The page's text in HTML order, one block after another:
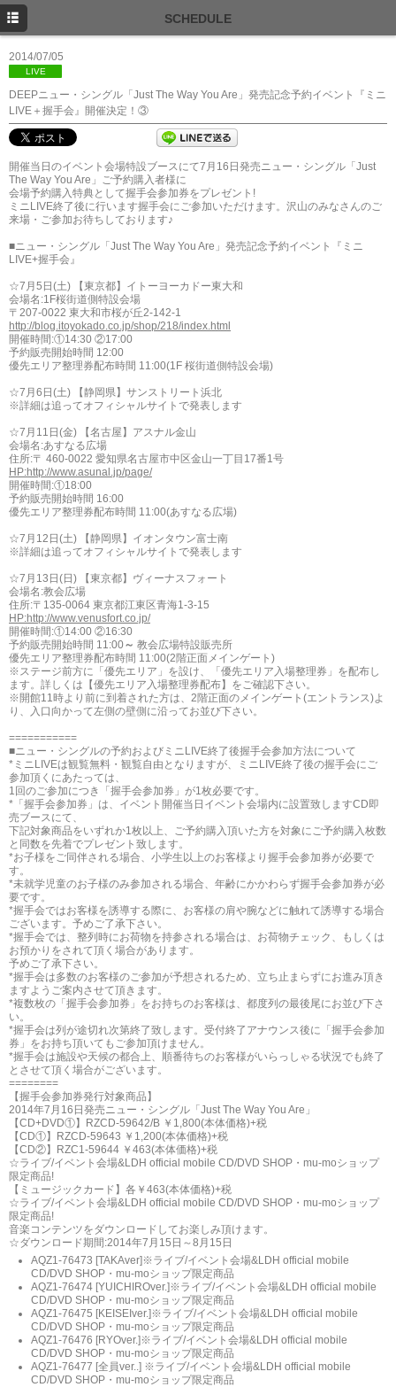
SCHEDULE
2014/07/05
LIVE
DEEPニュー・シングル「Just The Way You Are」発売記念予約イベント『ミニ
LIVE＋握手会』開催決定！③
開催当日のイベント会場特設ブースにて7月16日発売ニュー・シングル「Just
The Way You Are」ご予約購入者様に
会場予約購入特典として握手会参加券をプレゼント!
ミニLIVE終了後に行います握手会にご参加いただけます。沢山のみなさんのご
来場・ご参加お待ちしております♪
■ニュー・シングル「Just The Way You Are」発売記念予約イベント『ミニ
LIVE+握手会』
☆7月5日(土) 【東京都】イトーヨーカドー東大和
会場名:1F桜街道側特設会場
〒207-0022 東大和市桜が丘2-142-1
http://blog.itoyokado.co.jp/shop/218/index.html
開催時間:①14:30 ②17:00
予約販売開始時間 12:00
優先エリア整理券配布時間 11:00(1F 桜街道側特設会場)
☆7月6日(土) 【静岡県】サンストリート浜北
※詳細は追ってオフィシャルサイトで発表します
☆7月11日(金) 【名古屋】アスナル金山
会場名:あすなる広場
住所:〒 460-0022 愛知県名古屋市中区金山一丁目17番1号
HP:http://www.asunal.jp/page/
開催時間:①18:00
予約販売開始時間 16:00
優先エリア整理券配布時間 11:00(あすなる広場)
☆7月12日(土) 【静岡県】イオンタウン富士南
※詳細は追ってオフィシャルサイトで発表します
☆7月13日(日) 【東京都】ヴィーナスフォート
会場名:教会広場
住所:〒135-0064 東京都江東区青海1-3-15
HP:http://www.venusfort.co.jp/
開催時間:①14:00 ②16:30
予約販売開始時間 11:00～ 教会広場特設販売所
優先エリア整理券配布時間 11:00(2階正面メインゲート)
※ステージ前方に「優先エリア」を設け、「優先エリア入場整理券」を配布し
ます。詳しくは【優先エリア入場整理券配布】をご確認下さい。
※開館11時より前に到着された方は、2階正面のメインゲート(エントランス)よ
り、入口向かって左側の壁側に沿ってお並び下さい。
===========
■ニュー・シングルの予約およびミニLIVE終了後握手会参加方法について
*ミニLIVEは観覧無料・観覧自由となりますが、ミニLIVE終了後の握手会にご
参加頂くにあたっては、
1回のご参加につき「握手会参加券」が1枚必要です。
*「握手会参加券」は、イベント開催当日イベント会場内に設置致しますCD即
売ブースにて、
下記対象商品をいずれか1枚以上、ご予約購入頂いた方を対象にご予約購入枚数
と同数を先着でプレゼント致します。
*お子様をご同伴される場合、小学生以上のお客様より握手会参加券が必要で
す。
*未就学児童のお子様のみ参加される場合、年齢にかかわらず握手会参加券が必
要です。
*握手会ではお客様を誘導する際に、お客様の肩や腕などに触れて誘導する場合
ございます。予めご了承下さい。
*握手会では、整列時にお荷物を持参される場合は、お荷物チェック、もしくは
お預かりをされて頂く場合があります。
予めご了承下さい。
*握手会は多数のお客様のご参加が予想されるため、立ち止まらずにお進み頂き
ますようご案内させて頂きます。
*複数枚の「握手会参加券」をお持ちのお客様は、都度列の最後尾にお並び下さ
い。
*握手会は列が途切れ次第終了致します。受付終了アナウンス後に「握手会参加
券」をお持ち頂いてもご参加頂けません。
*握手会は施設や天候の都合上、順番待ちのお客様がいらっしゃる状況でも終了
とさせて頂く場合がございます。
========
【握手会参加券発行対象商品】
2014年7月16日発売ニュー・シングル「Just The Way You Are」
【CD+DVD①】RZCD-59642/B ￥1,800(本体価格)+税
【CD①】RZCD-59643 ￥1,200(本体価格)+税
【CD②】RZC1-59644 ￥463(本体価格)+税
☆ライブ/イベント会場&LDH official mobile CD/DVD SHOP・mu-moショップ
限定商品!
【ミュージックカード】各￥463(本体価格)+税
☆ライブ/イベント会場&LDH official mobile CD/DVD SHOP・mu-moショップ
限定商品!
音楽コンテンツをダウンロードしてお楽しみ頂けます。
☆ダウンロード期間:2014年7月15日～8月15日
AQZ1-76473 [TAKAver]※ライブ/イベント会場&LDH official mobile
CD/DVD SHOP・mu-moショップ限定商品
AQZ1-76474 [YUICHIROver.]※ライブ/イベント会場&LDH official mobile
CD/DVD SHOP・mu-moショップ限定商品
AQZ1-76475 [KEISEIver.]※ライブ/イベント会場&LDH official mobile
CD/DVD SHOP・mu-moショップ限定商品
AQZ1-76476 [RYOver.]※ライブ/イベント会場&LDH official mobile
CD/DVD SHOP・mu-moショップ限定商品
AQZ1-76477 [全員ver..] ※ライブ/イベント会場&LDH official mobile
CD/DVD SHOP・mu-moショップ限定商品
NEWS
PROFILE
FANCLUB